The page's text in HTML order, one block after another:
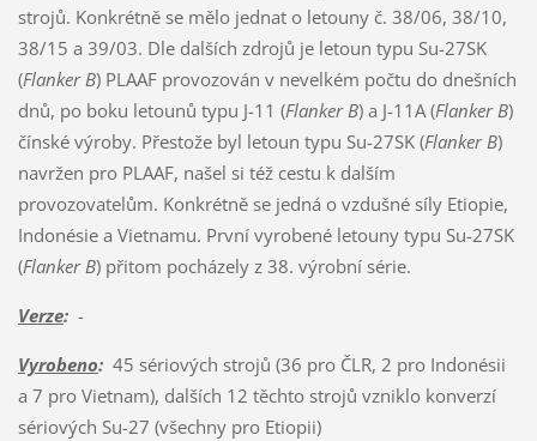
strojů. Konkrétně se mělo jednat o letouny č. 38/06, 38/10,
38/15 a 39/03. Dle dalších zdrojů je letoun typu Su-27SK
(Flanker B) PLAAF provozován v nevelkém počtu do dnešních
dnů, po boku letounů typu J-11 (Flanker B) a J-11A (Flanker B)
čínské výroby. Přestože byl letoun typu Su-27SK (Flanker B)
navržen pro PLAAF, našel si též cestu k dalším
provozovatelům. Konkrétně se jedná o vzdušné síly Etiopie,
Indonésie a Vietnamu. První vyrobené letouny typu Su-27SK
(Flanker B) přitom pocházely z 38. výrobní série.
Verze:-
Vyrobeno:45 sériových strojů (36 pro ČLR, 2 pro Indonésii
a 7 pro Vietnam), dalších 12 těchto strojů vzniklo konverzí
sériových Su-27 (všechny pro Etiopii)